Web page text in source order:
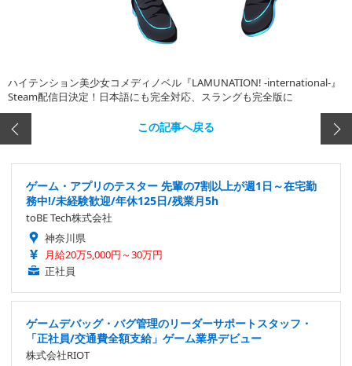
ハイテンション美少女コメディノベル『LAMUNATION! -international-』
Steam配信日決定！日本語にも完全対応、スラングも完全版に
この記事へ戻る
ゲーム・アプリのテスター 先輩の7割以上が週1日～在宅勤
務中!/未経験歓迎/年休125日/残業月5h
toBE Tech株式会社
神奈川県
月給20万5,000円～30万円
正社員
ゲームデバッグ・バグ管理のリーダーサポートスタッフ・
「正社員/交通費全額支給」ゲーム業界デビュー
株式会社RIOT